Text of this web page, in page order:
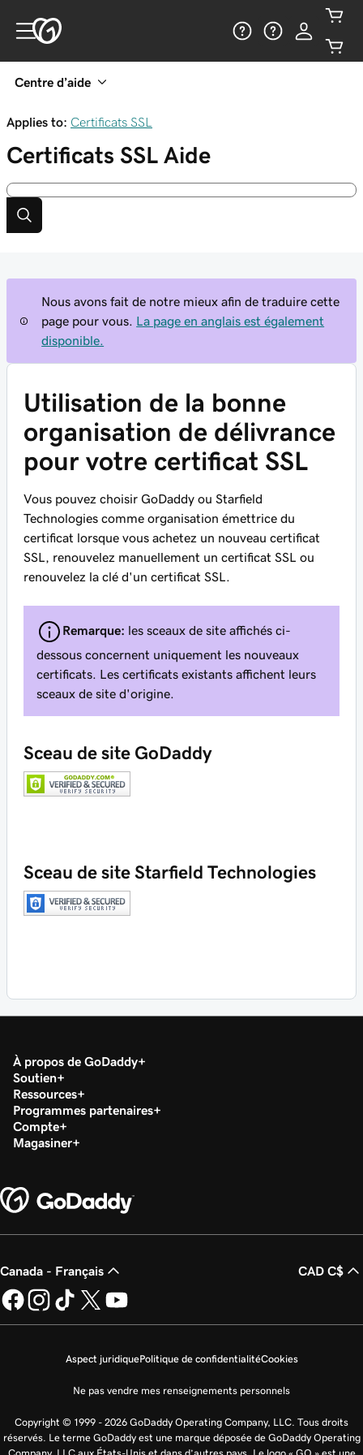
Centre d’aide
Applies to: Certificats SSL
Certificats SSL Aide
Nous avons fait de notre mieux afin de traduire cette
page pour vous.
La page en anglais est également
disponible.
Utilisation de la bonne
organisation de délivrance
pour votre certificat SSL
Vous pouvez choisir GoDaddy ou Starfield
Technologies comme organisation émettrice du
certificat lorsque vous achetez un nouveau certificat
SSL, renouvelez manuellement un certificat SSL ou
renouvelez la clé d'un certificat SSL.
Remarque: les sceaux de site affichés ci-
dessous concernent uniquement les nouveaux
certificats. Les certificats existants affichent leurs
sceaux de site d'origine.
Sceau de site GoDaddy
Sceau de site Starfield Technologies
À propos de GoDaddy
Soutien
Ressources
Programmes partenaires
Compte
Magasiner
Canada - Français CAD C$
Aspect juridiquePolitique de confidentialitéCookies
Ne pas vendre mes renseignements personnels
Copyright © 1999 - 2026 GoDaddy Operating Company, LLC. Tous droits
réservés. Le terme GoDaddy est une marque déposée de GoDaddy Operating